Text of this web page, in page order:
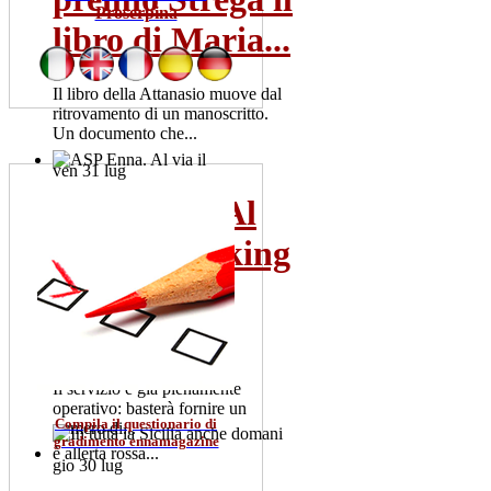
libro di Maria...
Il libro della Attanasio muove dal
ritrovamento di un manoscritto.
Un documento che...
ven 31 lug
ASP Enna. Al
via il "Tracking
Pronto
Soccorso":
Il servizio è già pienamente
operativo: basterà fornire un
numero di...
gio 30 lug
Proserpina
Compila il questionario di
gradimento ennamagazine